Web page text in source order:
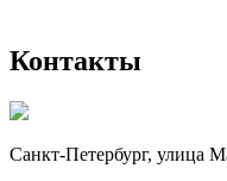
Контакты
Санкт-Петербург, улица